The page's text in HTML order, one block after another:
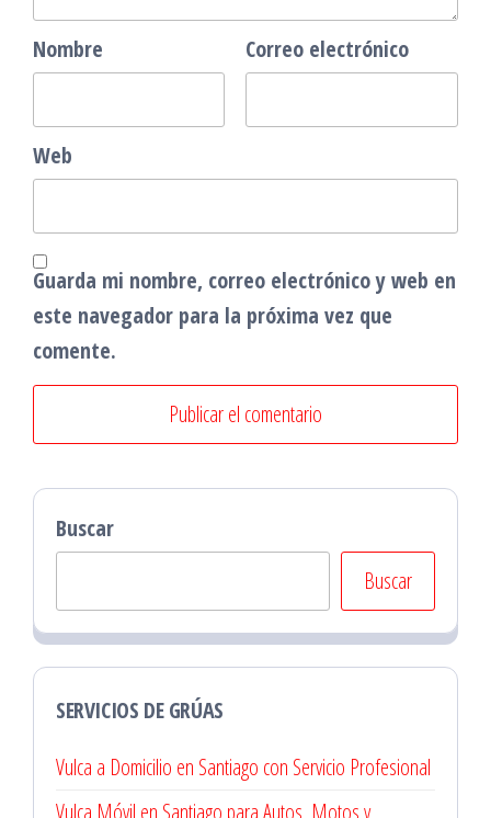
Nombre Correo electrónico
Web
Guarda mi nombre, correo electrónico y web en
este navegador para la próxima vez que
comente.
Buscar
Buscar
SERVICIOS DE GRÚAS
Vulca a Domicilio en Santiago con Servicio Profesional
Vulca Móvil en Santiago para Autos, Motos y